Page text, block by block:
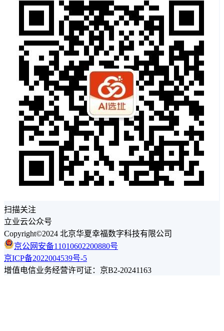
扫描关注
立业云公众号
Copyright©2024 北京华夏幸福数字科技有限公司
京公网安备11010602200880号
京ICP备2022004539号-5
增值电信业务经营许可证：京B2-20241163